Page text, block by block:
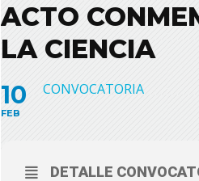
ACTO
LA CIENCIA
10
FEB
CONVOCATORIA
DETALLE